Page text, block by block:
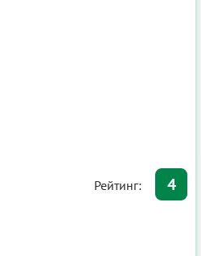
Рейтинг: 4